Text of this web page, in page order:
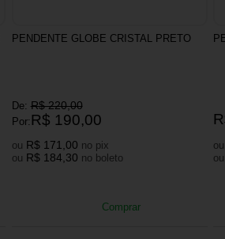
PENDENTE GLOBE CRISTAL PRETO
De: R$ 220,00
Por: R$ 190,00
ou R$ 171,00
no pix
ou R$ 184,30 no boleto
Comprar
ou
ou